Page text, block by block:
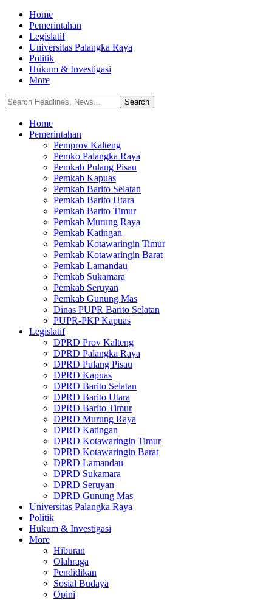
Home
Pemerintahan
Legislatif
Universitas Palangka Raya
Politik
Hukum & Investigasi
More
Home
Pemerintahan
Pemprov Kalteng
Pemko Palangka Raya
Pemkab Pulang Pisau
Pemkab Kapuas
Pemkab Barito Selatan
Pemkab Barito Utara
Pemkab Barito Timur
Pemkab Murung Raya
Pemkab Katingan
Pemkab Kotawaringin Timur
Pemkab Kotawaringin Barat
Pemkab Lamandau
Pemkab Sukamara
Pemkab Seruyan
Pemkab Gunung Mas
Dinas PUPR Barito Selatan
PUPR-PKP Kapuas
Legislatif
DPRD Prov Kalteng
DPRD Palangka Raya
DPRD Pulang Pisau
DPRD Kapuas
DPRD Barito Selatan
DPRD Barito Utara
DPRD Barito Timur
DPRD Murung Raya
DPRD Katingan
DPRD Kotawaringin Timur
DPRD Kotawaringin Barat
DPRD Lamandau
DPRD Sukamara
DPRD Seruyan
DPRD Gunung Mas
Universitas Palangka Raya
Politik
Hukum & Investigasi
More
Hiburan
Olahraga
Pendidikan
Sosial Budaya
Opini